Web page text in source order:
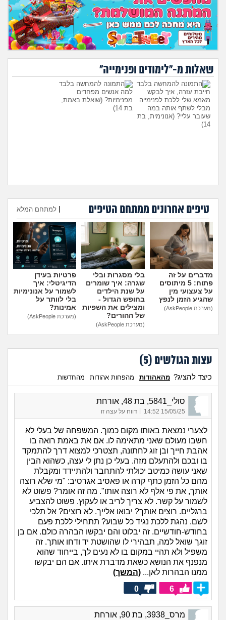
בין הסדינים
חיות מחמד
גאווה
שאלות מ-"לימודים ופנימייה"
חייבת עזרה, איך לבקש
מאמא שלי ללכת לפנימייה
מבלי לשתף אותה במה
שעובר עליי? (אנונימית, בת
14)
למה אנשים מפחדים
מפנימיות? (שואלת באמת,
בת 14)
היועצת המליצה לשלוח את
הבן שלי לפנימייה, לסמוך
עליה?(אמא מודאגת, בת
35)
עומדת להיות בפנימייה ויש לי
חבר, אני יכולה להביא אותו
לחדר שלי?(פנימיסטית
לעתיד, בת 16)
טיפים אחרונים ממתחם הטיפים למתחם המלא
הוספת טיפ
מדברים על זה
פתוח: 5 מיתוסים
על צעצועי מין
שהגיע הזמן לנפץ
(מערכת AskPeople)
בלי מסגרות ובלי
שגרה: איך שומרים
על שנת הילדים
בחופש הגדול -
ומצילים את השפיות
של ההורים?
(מערכת AskPeople)
פרטיות בעידן
הדיגיטלי: איך
לשמור על אנונימיות
בלי לוותר על
אמינות?
(מערכת AskPeople)
עצות הגולשים (5
)
כיצד להציג? מהאהודות מהפחות אהודות מהחדשות
סולי_5841, בת 48, אורחת
15/05/25 14:52
| דווח על עצה זו
לצערי נמצאת באותו מקום כמוך. המשפחה של בעלי לא
חשבו מעולם שאני מתאימה לו. אם את באמת רואה בו
אהבת חייך ובן זוג לחתונה, תצטרכי למצוא דרך להתמקד
בו ובכם ולהתעלם מזה. בעלי כן נתן לי עצה, כשהוא הבין
שאני עושה כמיטב יכולתי להתחבר ולהתיידד ומקבלת
מהם כל הזמן כתף קרה או פאסיב אגרסיב: "מי שלא רוצה
אותך, את פי אלף לא רוצה אותו". מה זה אומר? פשוט לא
לשמור על קשר. לא צריך לריב או לעקוץ. פשוט להצביע
ברגליים. רוצים אותך? יבואו אלייך. לא רוצים? אל תלכי
לשם. נהגת ללכת נגיד כל שבוע? תתחילי ללכת פעם
בחודש-חודשיים. זה יבלוט והם יבקשו הבהרה כולם. אם בן
זוגך שואל למה, תבהירי לו שהושטת יד ודחו אותך. זה
משפיל ולא תהיי במקום בו לא נעים לך, בייחוד שהוא
מנפנף את הנושא כשאת מדברת איתו. אם הם יבקשו
ממנו הבהרות לאן... (המשך)
6
0
מרס_3938, בת 90, אורחת